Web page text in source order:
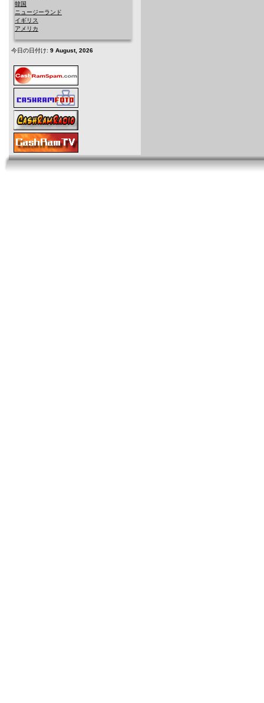
韓国
ニュージーランド
イギリス
アメリカ
今日の日付け: 9 August, 2026